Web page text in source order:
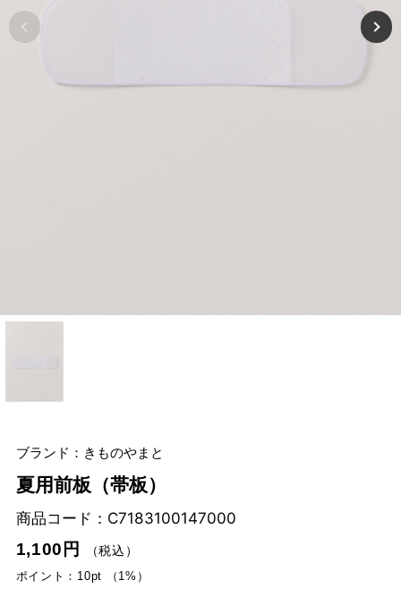
ブランド：きものやまと
夏用前板（帯板）
商品コード： C7183100147000
1,100円
（税込）
ポイント：10pt （1%）